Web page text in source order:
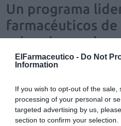
ElFarmaceutico - Do Not
Information
If you wish to opt-out of the
processing of your personal or
targeted advertising by us,
section to confirm your
Un programa
farmacéuticos
primaria
consumo crónico
Noticias y novedades Redacción
26º Congreso Nacional de la
Atención Primaria